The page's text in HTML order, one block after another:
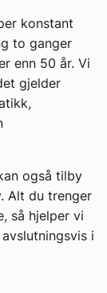
konstant
to ganger
enn 50 år. Vi
gjelder
også tilby
Alt du trenger
så hjelper vi
i